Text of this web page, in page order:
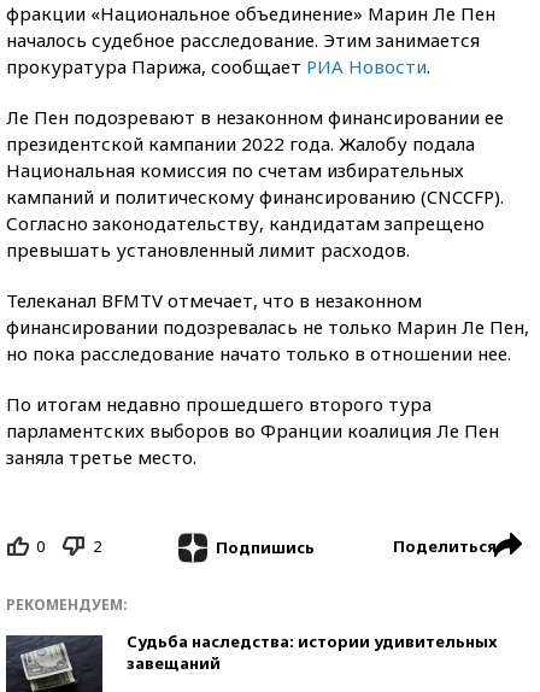
фракции «Национальное объединение» Марин Ле Пен
началось судебное расследование. Этим занимается
прокуратура Парижа, сообщает РИА Новости.
Ле Пен подозревают в незаконном финансировании ее
президентской кампании 2022 года. Жалобу подала
Национальная комиссия по счетам избирательных
кампаний и политическому финансированию (CNCCFP).
Согласно законодательству, кандидатам запрещено
превышать установленный лимит расходов.
Телеканал BFMTV отмечает, что в незаконном
финансировании подозревалась не только Марин Ле Пен,
но пока расследование начато только в отношении нее.
По итогам недавно прошедшего второго тура
парламентских выборов во Франции коалиция Ле Пен
заняла третье место.
0 2 Подпишись Поделиться
РЕКОМЕНДУЕМ:
Судьба наследства: истории удивительных
завещаний